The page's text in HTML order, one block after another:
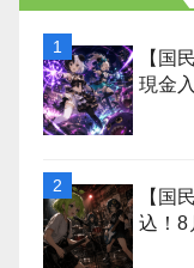
【国
現金
【国
込！8